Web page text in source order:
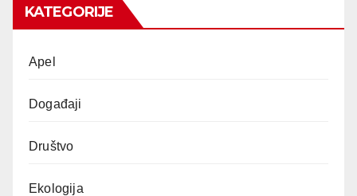
KATEGORIJE
Apel
Događaji
Društvo
Ekologija